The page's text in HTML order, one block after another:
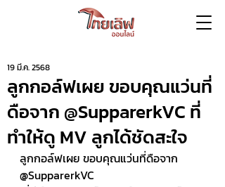
ลูกกอล์ฟเผย ขอบคุณแว่นที่
ดือจาก @SupparerkVC ที่
ทำให้ดู MV ลูกได้ชัดสะใจ
19 มี.ค. 2568
ลูกกอล์ฟเผย ขอบคุณแว่นที่ดือจาก
@SupparerkVC